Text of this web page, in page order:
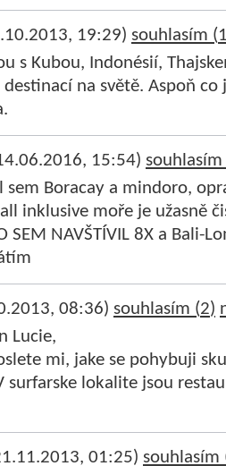
19:29) souhlasím (
s Kubou, Indonésií,
destinací na světě. Aspoň
15:54) souhlasím
sem Boracay a mindoro,
inklusive moře je užasně
SEM NAVŠTÍVIL 8X a
08:36) souhlasím (2)
Lucie,
mi, jake se pohybuji
surfarske lokalite jsou
01:25) souhlasím